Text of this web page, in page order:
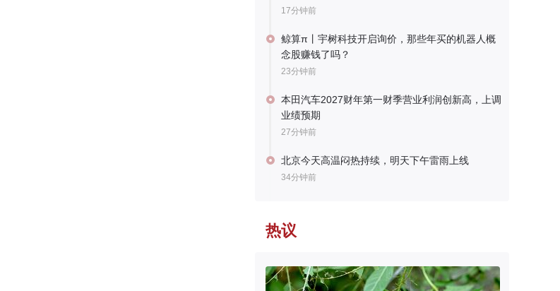
17分钟前
鲸算π丨宇树科技开启询价，那些年买的机器人概
念股赚钱了吗？
23分钟前
本田汽车2027财年第一财季营业利润创新高，上调
业绩预期
27分钟前
北京今天高温闷热持续，明天下午雷雨上线
34分钟前
热议